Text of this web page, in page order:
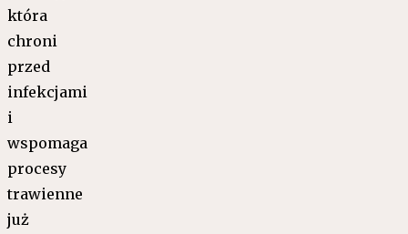
która
chroni
przed
infekcjami
i
wspomaga
procesy
trawienne
już